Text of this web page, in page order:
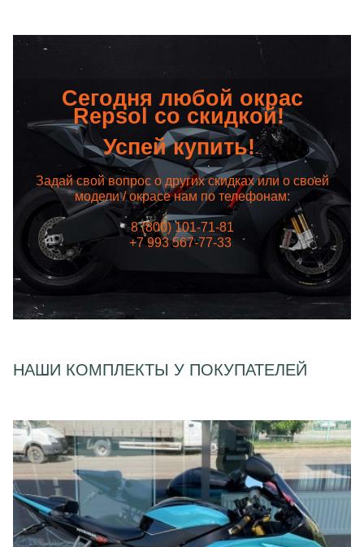
Сегодня любой окрас
Repsol со скидкой!
Успей купить!
Задай свой вопрос о других скидках или о своей
модели / окрасе нам по телефонам:
8 (800) 101-71-81
+7 993 567-77-33
НАШИ КОМПЛЕКТЫ У ПОКУПАТЕЛЕЙ